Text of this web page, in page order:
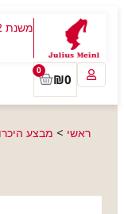
משנת 1862
₪0
0
ראשי > מבצע